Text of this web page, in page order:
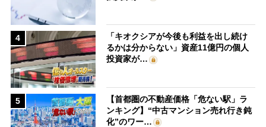
4
「キオクシアが今後も利益を出し続け
るかは分からない」資産11億円の個人
投資家が…
5
【首都圏の不動産価格「危ない駅」ラ
ンキング】“中古マンション売れ行き鈍
化”のワー…